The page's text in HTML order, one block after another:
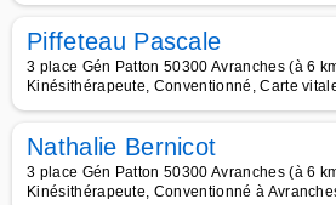
Piffeteau Pascale
3 place Gén Patton 50300 Avranches (à 6
Kinésithérapeute, Conventionné, Carte
Nathalie Bernicot
3 place Gén Patton 50300 Avranches (à 6
Kinésithérapeute, Conventionné à